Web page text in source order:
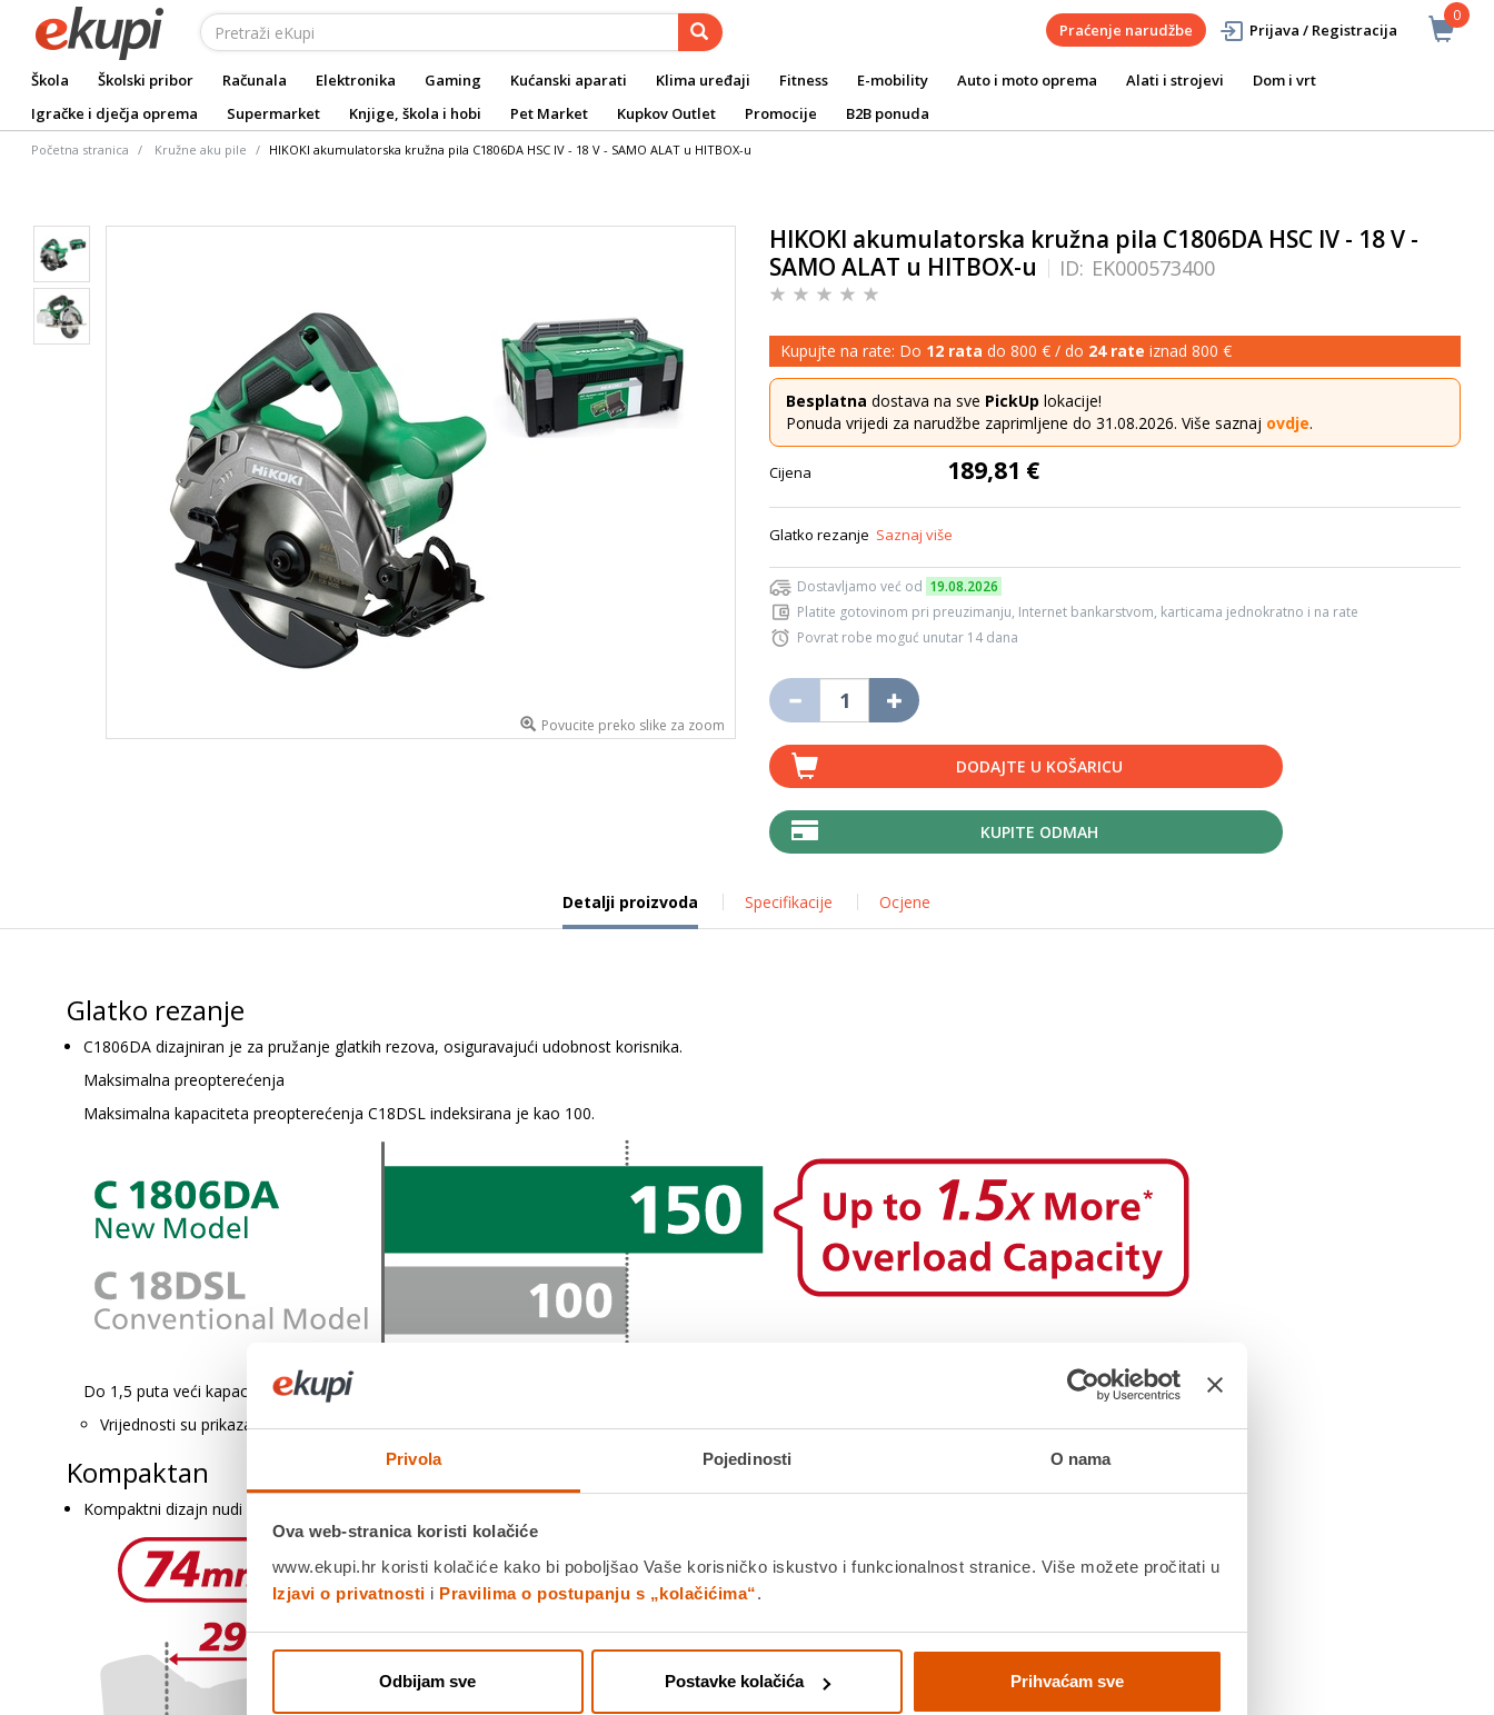
Privola Pojedinosti O nama
Ova web-stranica koristi kolačiće
www.ekupi.hr koristi kolačiće kako bi poboljšao Vaše korisničko iskustvo i funkcionalnost stranice. Više možete pročitati u
Izjavi o privatnosti i Pravilima o postupanju s „kolačićima“.
Odbijam sve Postavke kolačića Prihvaćam sve
0
Praćenje narudžbe Prijava / Registracija
Škola Školski pribor Računala Elektronika Gaming Kućanski aparati Klima uređaji Fitness E-mobility Auto i moto oprema Alati i strojevi
Dom i vrt
Igračke i dječja oprema
Supermarket Knjige, škola i hobi Pet Market Kupkov Outlet Promocije B2B ponuda
Početna stranica Kružne aku pile HIKOKI akumulatorska kružna pila C1806DA HSC IV - 18 V - SAMO ALAT u HITBOX-u
Povucite preko slike za zoom
HIKOKI akumulatorska kružna pila C1806DA HSC IV - 18 V -
SAMO ALAT u HITBOX-u
ID: EK000573400
Kupujte na rate: Do 12 rata do 800 € / do 24 rate iznad 800 €
Besplatna dostava na sve PickUp lokacije!
Ponuda vrijedi za narudžbe zaprimljene do 31.08.2026. Više saznaj ovdje.
Cijena 189,81 €
Glatko rezanje Saznaj više
Dostavljamo već od 19.08.2026
Platite gotovinom pri preuzimanju, Internet bankarstvom, karticama jednokratno i na rate
Povrat robe moguć unutar 14 dana
DODAJTE U KOŠARICU
KUPITE ODMAH
Detalji proizvoda Specifikacije Ocjene
Glatko rezanje
C1806DA dizajniran je za pružanje glatkih rezova, osiguravajući udobnost korisnika.
Maksimalna preopterećenja
Maksimalna kapaciteta preopterećenja C18DSL indeksirana je kao 100.
Do 1,5 puta veći kapacitet preopterećenja od 18V četkane kružne pile C18DSL, pri rezanju drveta dimenzija 2"x 8".
Vrijednosti su prikazane u svrhu referencije i mogu varirati ovisno o materijalima i uvjetima.
Kompaktan
Kompaktni dizajn nudi izuzetnu pokretljivost i učinkovitost rada.